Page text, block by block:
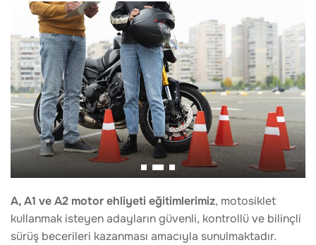
A, A1 ve A2 motor ehliyeti eğitimlerimiz, motosiklet
kullanmak isteyen adayların güvenli, kontrollü ve bilinçli
sürüş becerileri kazanması amacıyla sunulmaktadır.